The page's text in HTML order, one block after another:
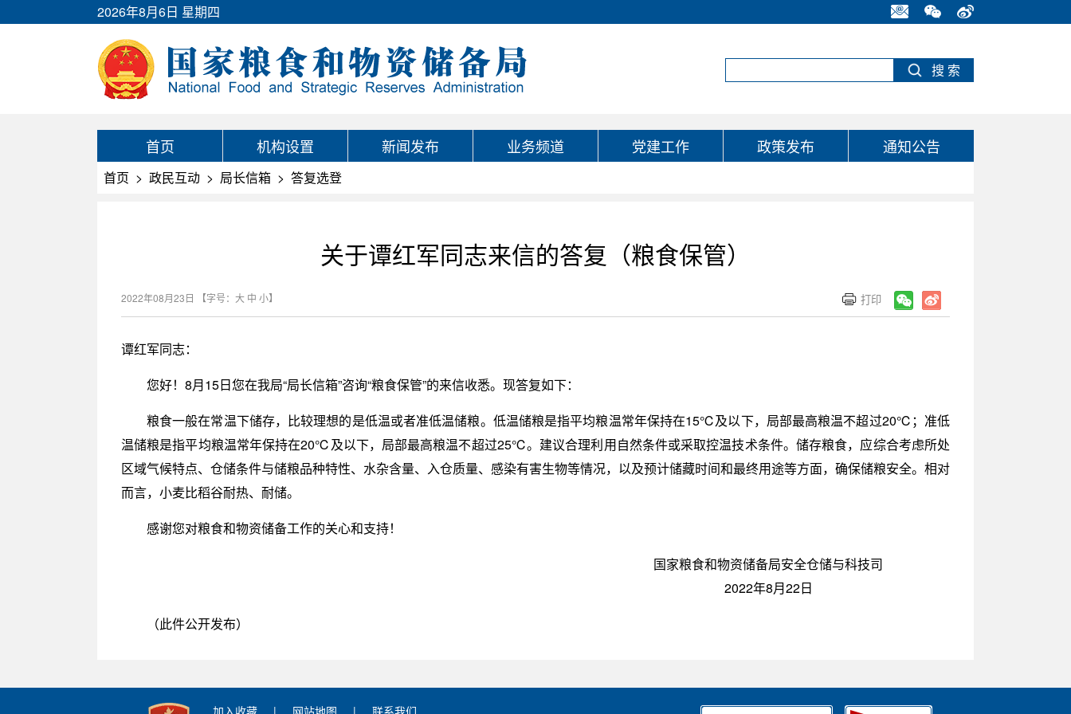
2026年8月6日 星期四
首页 机构设置 新闻发布 业务频道 党建工作 政策发布 通知公告
首页 > 政民互动 > 局长信箱 > 答复选登
关于谭红军同志来信的答复（粮食保管）
2022年08月23日 【字号： 大 中 小】
谭红军同志：
您好！8月15日您在我局“局长信箱”咨询“粮食保管”的来信收悉。现答复如下：
粮食一般在常温下储存，比较理想的是低温或者准低温储粮。低温储粮是指平均粮温常年保持在15℃及以下，局部最高粮温不超过20℃；准低
温储粮是指平均粮温常年保持在20℃及以下，局部最高粮温不超过25℃。建议合理利用自然条件或采取控温技术条件。储存粮食，应综合考虑所处
区域气候特点、仓储条件与储粮品种特性、水杂含量、入仓质量、感染有害生物等情况，以及预计储藏时间和最终用途等方面，确保储粮安全。相对
而言，小麦比稻谷耐热、耐储。
感谢您对粮食和物资储备工作的关心和支持！
国家粮食和物资储备局安全仓储与科技司
2022年8月22日
（此件公开发布）
加入收藏 | 网站地图 | 联系我们